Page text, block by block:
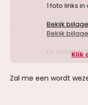
1 foto links
Bekijk
Bekijk
En dezelfde
Klik
Zal me een wordt